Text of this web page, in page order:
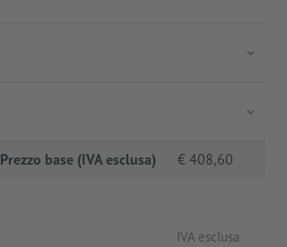
Prezzo base (IVA esclusa) € 408,60
IVA esclusa